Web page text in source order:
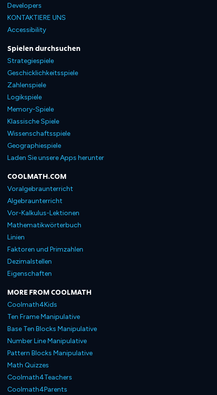
Developers
KONTAKTIERE UNS
Accessibility
Spielen durchsuchen
Strategiespiele
Geschicklichkeitsspiele
Zahlenspiele
Logikspiele
Memory-Spiele
Klassische Spiele
Wissenschaftsspiele
Geographiespiele
Laden Sie unsere Apps herunter
COOLMATH.COM
Voralgebraunterricht
Algebraunterricht
Vor-Kalkulus-Lektionen
Mathematikwörterbuch
Linien
Faktoren und Primzahlen
Dezimalstellen
Eigenschaften
MORE FROM COOLMATH
Coolmath4Kids
Ten Frame Manipulative
Base Ten Blocks Manipulative
Number Line Manipulative
Pattern Blocks Manipulative
Math Quizzes
Coolmath4Teachers
Coolmath4Parents